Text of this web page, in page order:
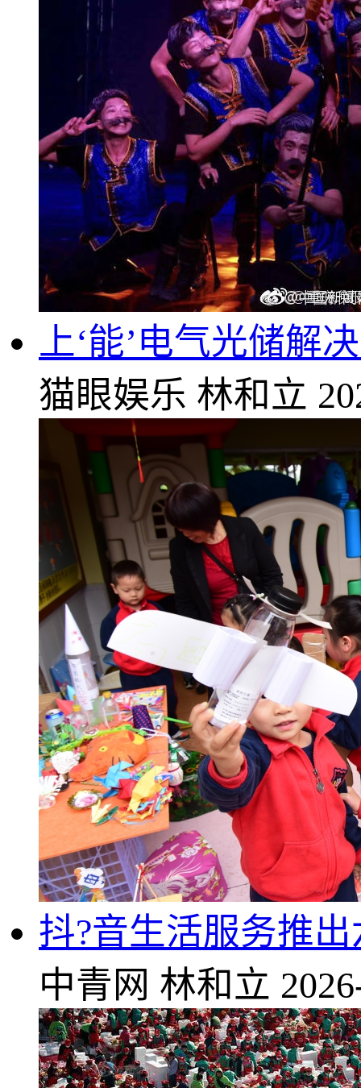
上‘能’电气光储解
猫眼娱乐 林和立
抖?音生活服务推
中青网 林和立